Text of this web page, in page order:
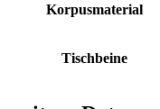
Korpusmaterial
Tischbeine